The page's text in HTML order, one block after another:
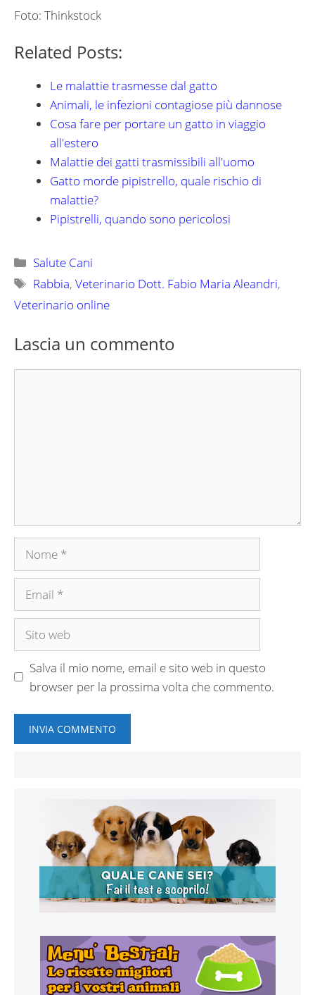
Foto: Thinkstock
Related Posts:
Le malattie trasmesse dal gatto
Animali, le infezioni contagiose più dannose
Cosa fare per portare un gatto in viaggio
all'estero
Malattie dei gatti trasmissibili all'uomo
Gatto morde pipistrello, quale rischio di
malattie?
Pipistrelli, quando sono pericolosi
Categorie
Salute Cani
Tag
Rabbia,Veterinario Dott. Fabio Maria Aleandri,
Veterinario online
Lascia un commento
Nome
Email
Sito
Salva il mio nome, email e sito web in questo
browser per la prossima volta che commento.